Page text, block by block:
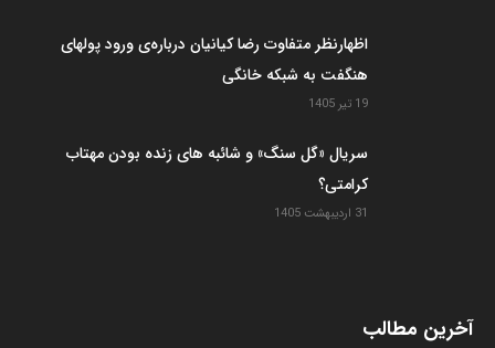
اظهارنظر متفاوت رضا کیانیان درباره‌ی ورود پولهای
هنگفت به شبکه خانگی
19 تیر 1405
سریال «گل سنگ» و شائبه های زنده بودن مهتاب
کرامتی؟
31 اردیبهشت 1405
آخرین مطالب